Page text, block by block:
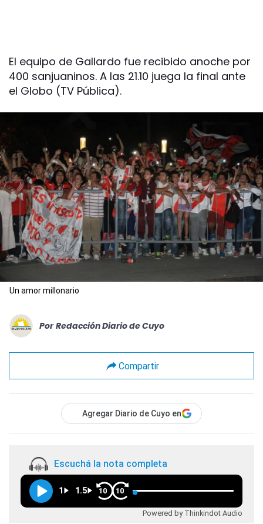
El equipo de Gallardo fue recibido anoche por
400 sanjuaninos. A las 21.10 juega la final ante
el Globo (TV Pública).
Un amor millonario
Por Redacción Diario de Cuyo
Compartir
Agregar Diario de Cuyo en
Escuchá la nota completa
1 1.5 10 10
Powered by Thinkindot Audio